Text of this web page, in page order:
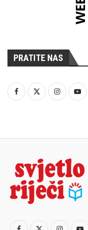
PRATITE NAS